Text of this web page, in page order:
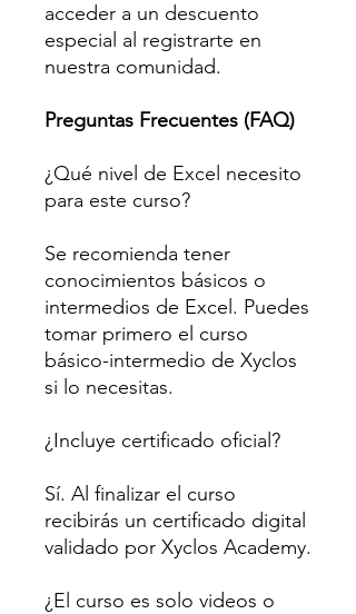
acceder a un descuento
especial al registrarte en
nuestra comunidad.
Preguntas Frecuentes (FAQ)
¿Qué nivel de Excel necesito
para este curso?
Se recomienda tener
conocimientos básicos o
intermedios de Excel. Puedes
tomar primero el curso
básico-intermedio de Xyclos
si lo necesitas.
¿Incluye certificado oficial?
Sí. Al finalizar el curso
recibirás un certificado digital
validado por Xyclos Academy.
¿El curso es solo videos o